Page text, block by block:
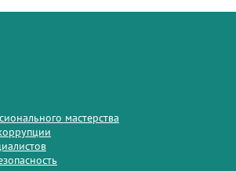
мастерства